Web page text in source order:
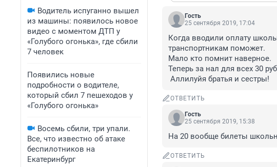
Водитель испуганно вышел
из машины: появилось новое
видео с моментом ДТП у
«Голубого огонька», где сбили
7 человек
Появились новые
подробности о водителе,
который сбил 7 пешеходов у
«Голубого огонька»
Восемь сбили, три упали.
Все, что известно об атаке
беспилотников на
Екатеринбург
Гость
25 сентября 2019, 17:04
Когда вводили оплату
транспортникам поможет.
Мало кто помнит наверное.
Теперь за нал для всех 30
Аллилуйя братья и сестры!
ОТВЕТИТЬ
Гость
25 сентября 2019, 15:38
На 20 вообще билеты
ОТВЕТИТЬ